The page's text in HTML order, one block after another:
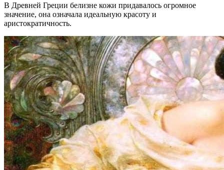
В Древней Греции белизне кожи придавалось огромное
значение, она означала идеальную красоту и
аристократичность.